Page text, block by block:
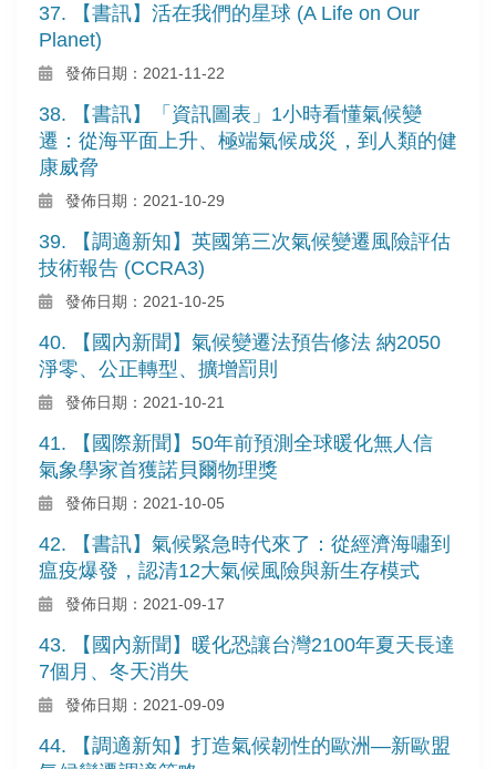
37. 【書訊】活在我們的星球 (A Life on Our
Planet)
發佈日期：2021-11-22
38. 【書訊】「資訊圖表」1小時看懂氣候變
遷：從海平面上升、極端氣候成災，到人類的健
康威脅
發佈日期：2021-10-29
39. 【調適新知】英國第三次氣候變遷風險評估
技術報告 (CCRA3)
發佈日期：2021-10-25
40. 【國內新聞】氣候變遷法預告修法 納2050
淨零、公正轉型、擴增罰則
發佈日期：2021-10-21
41. 【國際新聞】50年前預測全球暖化無人信
氣象學家首獲諾貝爾物理獎
發佈日期：2021-10-05
42. 【書訊】氣候緊急時代來了：從經濟海嘯到
瘟疫爆發，認清12大氣候風險與新生存模式
發佈日期：2021-09-17
43. 【國內新聞】暖化恐讓台灣2100年夏天長達
7個月、冬天消失
發佈日期：2021-09-09
44. 【調適新知】打造氣候韌性的歐洲—新歐盟